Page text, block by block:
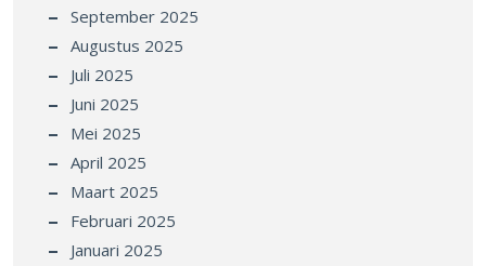
September 2025
Augustus 2025
Juli 2025
Juni 2025
Mei 2025
April 2025
Maart 2025
Februari 2025
Januari 2025